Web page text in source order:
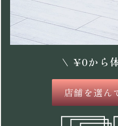
\ ¥0から
店舗を選ん